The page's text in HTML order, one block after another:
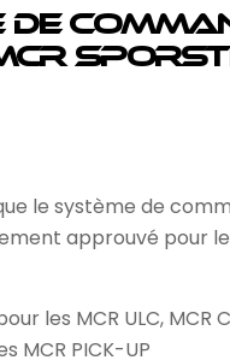
le système de
approuvé pour les
les MCR ULC, MCR
MCR PICK-UP